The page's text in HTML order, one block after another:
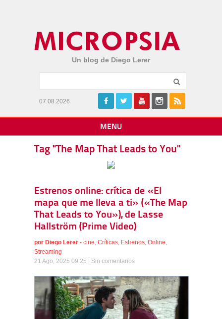
Un blog de Diego Lerer
07.08.2026
MENU
Tag "The Map That Leads to You"
Estrenos online: crítica de «El
mapa que me lleva a ti» («The Map
That Leads to You»), de Lasse
Hallström (Prime Video)
por Diego Lerer - cine, Críticas, Estrenos, Online,
Streaming
21 Ago, 2025 09:25 | Sin comentarios